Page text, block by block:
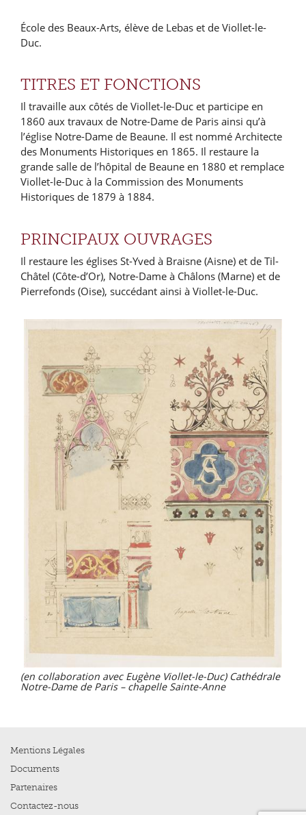
École des Beaux-Arts, élève de Lebas et de Viollet-le-
Duc.
TITRES ET FONCTIONS
Il travaille aux côtés de Viollet-le-Duc et participe en
1860 aux travaux de Notre-Dame de Paris ainsi qu’à
l’église Notre-Dame de Beaune. Il est nommé Architecte
des Monuments Historiques en 1865. Il restaure la
grande salle de l’hôpital de Beaune en 1880 et remplace
Viollet-le-Duc à la Commission des Monuments
Historiques de 1879 à 1884.
PRINCIPAUX OUVRAGES
Il restaure les églises St-Yved à Braisne (Aisne) et de Til-
Châtel (Côte-d’Or), Notre-Dame à Châlons (Marne) et de
Pierrefonds (Oise), succédant ainsi à Viollet-le-Duc.
(en collaboration avec Eugène Viollet-le-Duc) Cathédrale
Notre-Dame de Paris – chapelle Sainte-Anne
Mentions Légales
Documents
Partenaires
Contactez-nous